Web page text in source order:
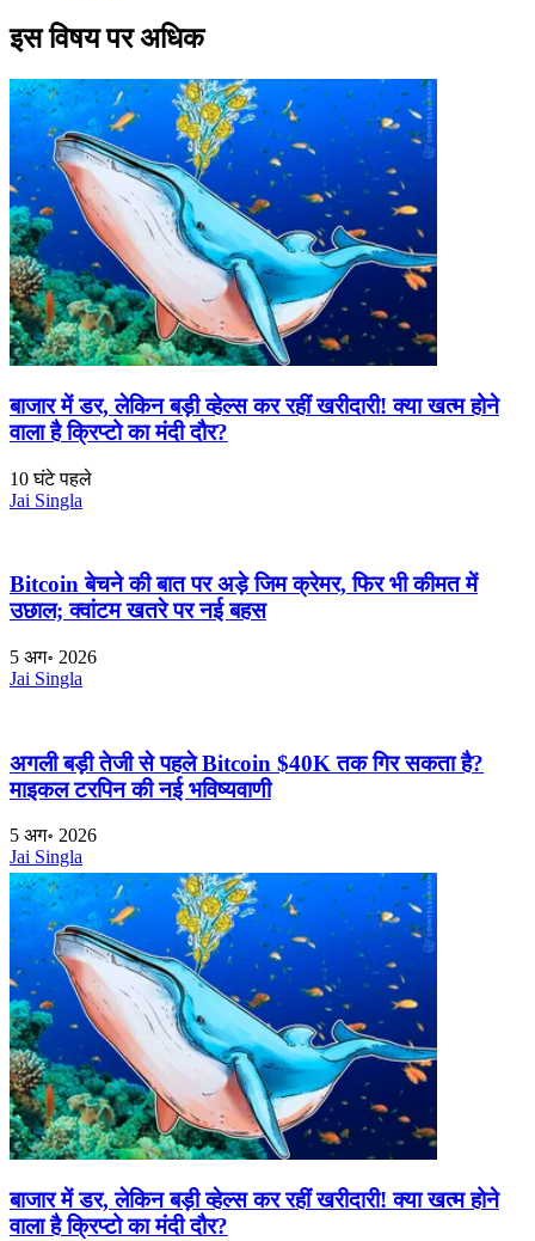
इस विषय पर अधिक
बाजार में डर, लेकिन बड़ी व्हेल्स कर रहीं खरीदारी! क्या खत्म होने
वाला है क्रिप्टो का मंदी दौर?
10 घंटे पहले
Jai Singla
Bitcoin बेचने की बात पर अड़े जिम क्रेमर, फिर भी कीमत में
उछाल; क्वांटम खतरे पर नई बहस
5 अग॰ 2026
Jai Singla
अगली बड़ी तेजी से पहले Bitcoin $40K तक गिर सकता है?
माइकल टरपिन की नई भविष्यवाणी
5 अग॰ 2026
Jai Singla
बाजार में डर, लेकिन बड़ी व्हेल्स कर रहीं खरीदारी! क्या खत्म होने
वाला है क्रिप्टो का मंदी दौर?